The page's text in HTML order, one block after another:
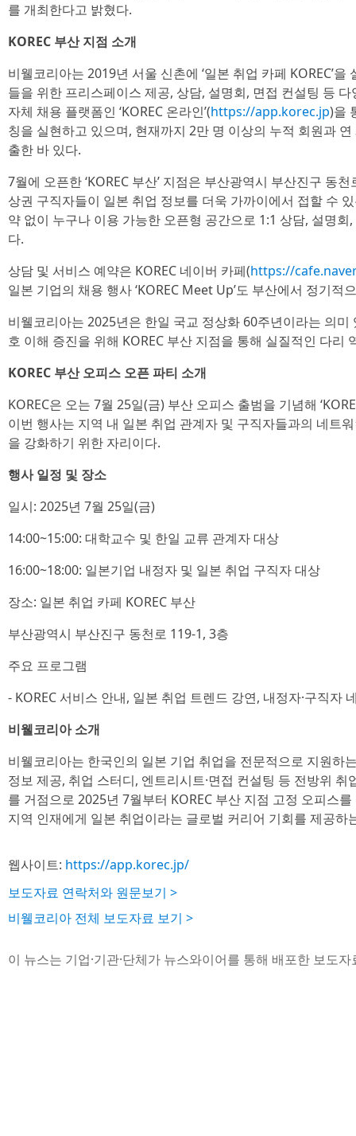
를 개최한다고 밝혔다.
KOREC 부산 지점 소개
비웰코리아는 2019년 서울 신촌에 ‘일본 취업 카페 KOREC’
들을 위한 프리스페이스 제공, 상담, 설명회, 면접 컨설팅 등
자체 채용 플랫폼인 ‘KOREC 온라인’(https://app.korec.jp)을
칭을 실현하고 있으며, 현재까지 2만 명 이상의 누적 회원과
출한 바 있다.
7월에 오픈한 ‘KOREC 부산’ 지점은 부산광역시 부산진구 동
상권 구직자들이 일본 취업 정보를 더욱 가까이에서 접할 수
약 없이 누구나 이용 가능한 오픈형 공간으로 1:1 상담, 설명
다.
상담 및 서비스 예약은 KOREC 네이버 카페(https://
일본 기업의 채용 행사 ‘KOREC Meet Up’도 부산에서 정기적
비웰코리아는 2025년은 한일 국교 정상화 60주년이라는 의
호 이해 증진을 위해 KOREC 부산 지점을 통해 실질적인 다리
KOREC 부산 오피스 오픈 파티 소개
KOREC은 오는 7월 25일(금) 부산 오피스 출범을 기념해
이번 행사는 지역 내 일본 취업 관계자 및 구직자들과의 네트
을 강화하기 위한 자리이다.
행사 일정 및 장소
일시: 2025년 7월 25일(금)
14:00~15:00: 대학교수 및 한일 교류 관계자 대상
16:00~18:00: 일본기업 내정자 및 일본 취업 구직자 대상
장소: 일본 취업 카페 KOREC 부산
부산광역시 부산진구 동천로 119-1, 3층
주요 프로그램
- KOREC 서비스 안내, 일본 취업 트렌드 강연, 내정자·구직자
비웰코리아 소개
비웰코리아는 한국인의 일본 기업 취업을 전문적으로 지원하
정보 제공, 취업 스터디, 엔트리시트·면접 컨설팅 등 전방위
를 거점으로 2025년 7월부터 KOREC 부산 지점 고정 오피스
지역 인재에게 일본 취업이라는 글로벌 커리어 기회를 제공하
웹사이트: https://app.korec.jp/
보도자료 연락처와 원문보기 >
비웰코리아 전체 보도자료 보기 >
이 뉴스는 기업·기관·단체가 뉴스와이어를 통해 배포한 보도